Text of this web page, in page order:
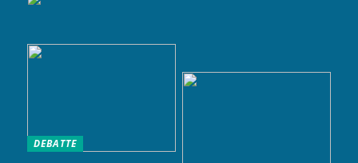
DEBATTE